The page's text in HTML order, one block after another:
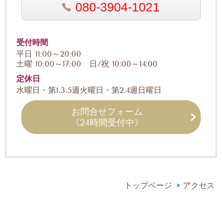
080-3904-1021
受付時間
平日 11:00～20:00
土曜 10:00～17:00 日/祝 10:00～14:00
定休日
水曜日・第1.3.5週火曜日・第2.4週日曜日
お問合せフォーム
《24時間受付中》
トップページ アクセス